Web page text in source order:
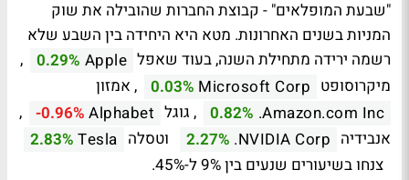
"שבעת המופלאים" - קבוצת החברות שהובילה את שוק
המניות בשנים האחרונות. מטא היא היחידה בין השבע שלא
רשמה ירידה מתחילת השנה, בעוד שאפל Apple
0.29%
,
מיקרוסופט Microsoft Corp
0.03% , אמזון
Amazon.com Inc.
0.82% , גוגל Alphabet
-0.96%
,
אנבידיה NVIDIA Corp.
2.27% וטסלה Tesla
2.83%
צנחו בשיעורים שנעים בין 9% ל-45%.